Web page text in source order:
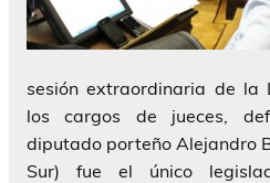
sesión extraordinaria de la
los cargos de jueces,
diputado porteño Alejandro
Sur) fue el único